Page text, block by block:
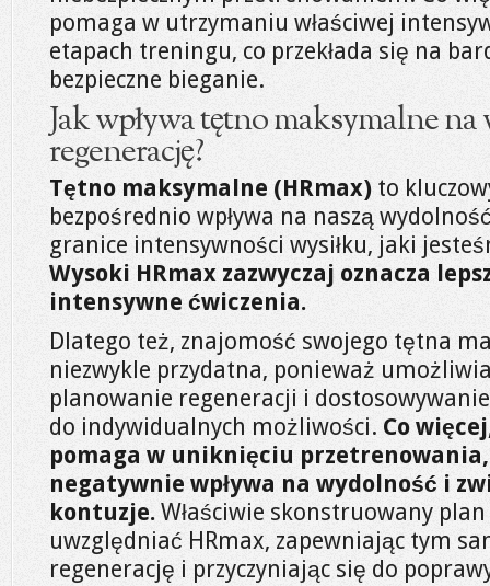
pomaga w utrzymaniu właściwej
etapach treningu, co przekłada się na
bezpieczne bieganie.
Jak wpływa tętno maksymalne
regenerację?
Tętno maksymalne (HRmax) to
bezpośrednio wpływa na naszą
granice intensywności wysiłku, jaki
Wysoki HRmax zazwyczaj oznacza
intensywne ćwiczenia.
Dlatego też, znajomość swojego tętna
niezwykle przydatna, ponieważ
planowanie regeneracji i
do indywidualnych możliwości. Co
pomaga w uniknięciu
negatywnie wpływa na wydolność i
kontuzje. Właściwie skonstruowany
uwzględniać HRmax, zapewniając tym
regenerację i przyczyniając się do